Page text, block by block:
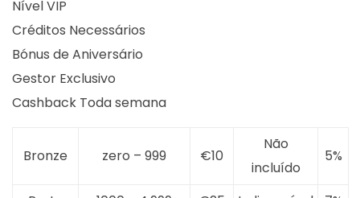
Nível VIP
Créditos Necessários
Bónus de Aniversário
Gestor Exclusivo
Cashback Toda semana
Bronze zero – 999 €10
Não
incluído
5%